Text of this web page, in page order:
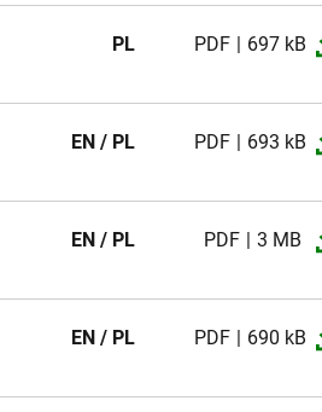
PL PDF 697 kB
EN / PL PDF 693 kB
EN / PL PDF 3 MB
EN / PL PDF 690 kB